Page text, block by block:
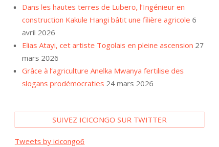
Dans les hautes terres de Lubero, l’Ingénieur en
construction Kakule Hangi bâtit une filière agricole 6
avril 2026
Elias Atayi, cet artiste Togolais en pleine ascension 27
mars 2026
Grâce à l’agriculture Anelka Mwanya fertilise des
slogans prodémocraties 24 mars 2026
SUIVEZ ICICONGO SUR TWITTER
Tweets by icicongo6